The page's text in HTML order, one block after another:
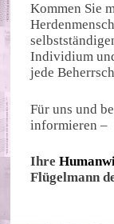
Kommen Sie
Individium
jede
Für uns und
informieren –
Ihre
Flügelmann